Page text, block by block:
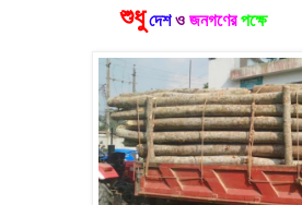
শুধু দেশ ও জনগণের পক্ষে